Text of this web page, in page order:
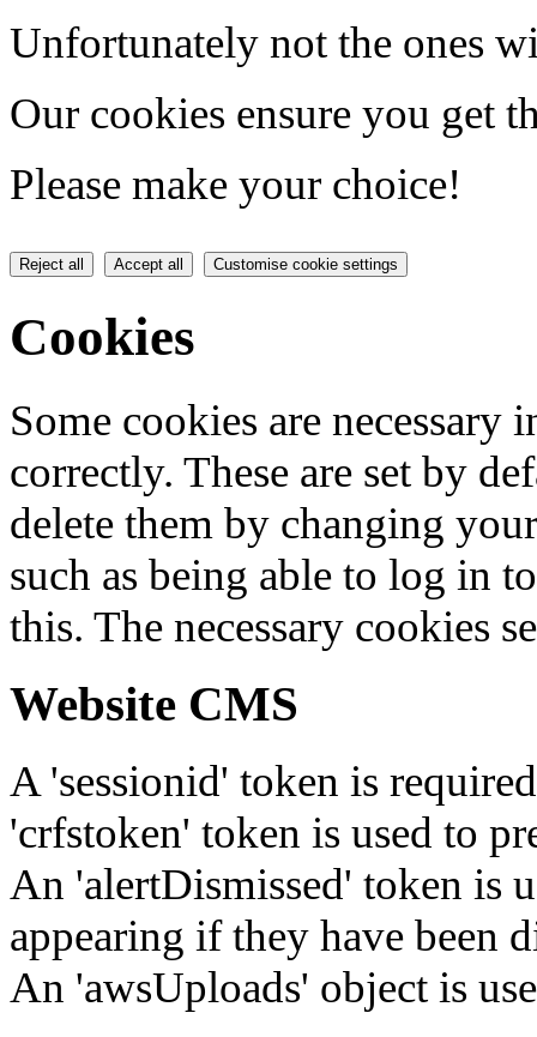
Unfortunately not the ones
Our cookies ensure you get
Please make your choice!
Reject all Accept all Customise cookie settings
Cookies
Some cookies are
correctly. These are set by
delete them by changing
such as being able to log in
this. The necessary cookies
Website CMS
A 'sessionid' token is
'crfstoken' token is used to
An 'alertDismissed' token is
appearing if they have been
An 'awsUploads' object is